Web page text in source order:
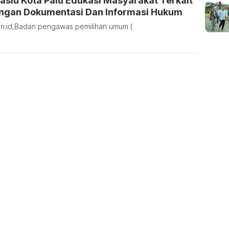
Dokumentasi Dan Informasi Hukum
pengawas pemilihan umum (